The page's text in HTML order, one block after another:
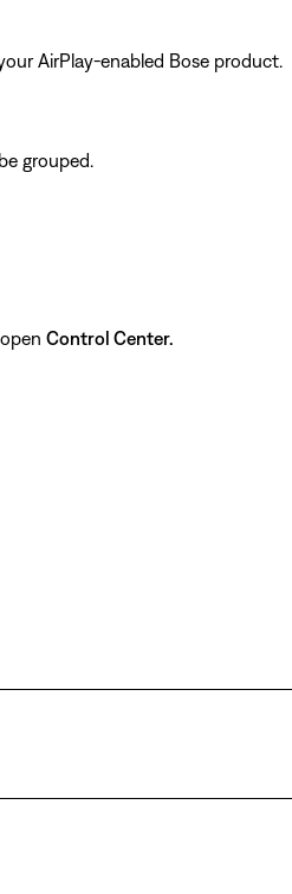
AirPlay‑enabled Bose product.
grouped.
Control Center.